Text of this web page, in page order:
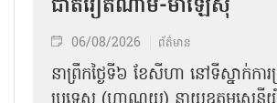
ជាតិវៀតណាម-ម៉ាឡេស៊ី
06/08/2026 ព័ត៌មាន
នា​ព្រឹកថ្ងៃទី៦ ខែសីហា នៅទីស្នាក់ការ